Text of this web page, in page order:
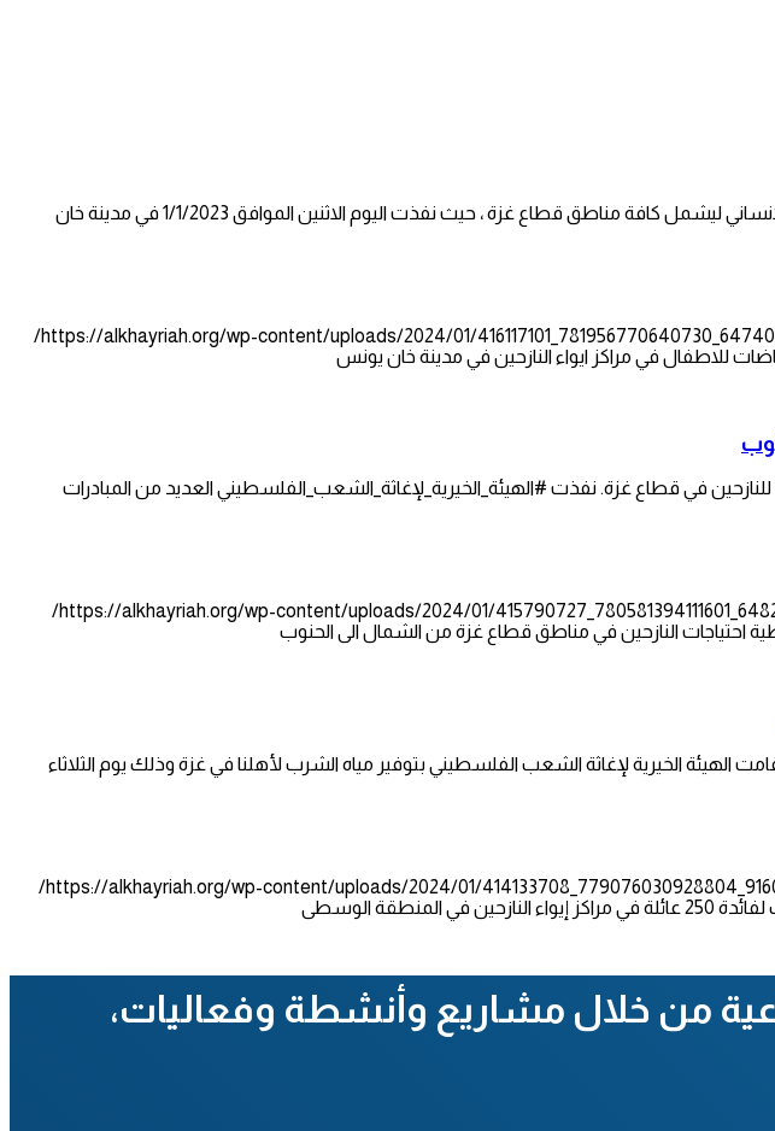
استمرارا في حملة الاغاثة الانسانية العاجلة قامت #الهيئة_الخيرية_لإغاثة_الشعب_الفلسطيني بتوسيع العمل الانساني ليشمل كافة مناطق قطاع غزة ، حيث نفذت اليوم الاثنين الموافق 1/1/2023 في مدينة خان
https://alkhayriah.org/wp-content/uploads/2024/01/
https://alkhayriah.org/wp-content/uploads/2021/06/
للاطفال في مراكز ايواء النازحين في مدينة خان يونس
للنازحين في قطاع غزة. نفذت #الهيئة_الخيرية_لإغاثة_الشعب_الفلسطيني العديد من المبادرات
https://alkhayriah.org/wp-content/uploads/2024/01/
https://alkhayriah.org/wp-content/uploads/2021/06/
احتياجات النازحين في مناطق قطاع غزة من الشمال الى الحنوب
الهيئة الخيرية لإغاثة الشعب الفلسطيني بتوفير مياه الشرب لأهلنا في غزة وذلك يوم الثلاثاء
https://alkhayriah.org/wp-content/uploads/2024/01/
https://alkhayriah.org/wp-content/uploads/2021/06/
في المنطقة الوسطى
من خلال مشاريع وأنشطة وفعاليات،